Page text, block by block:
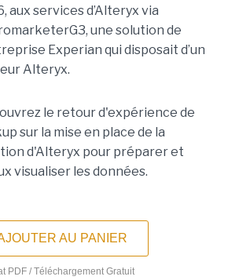
aux services d’Alteryx via
une solution de
Experian qui disposait d’un
Alteryx.
le retour d'expérience de
sur la mise en place de la
d'Alteryx pour préparer et
visualiser les données.
AU PANIER
PDF / Téléchargement Gratuit